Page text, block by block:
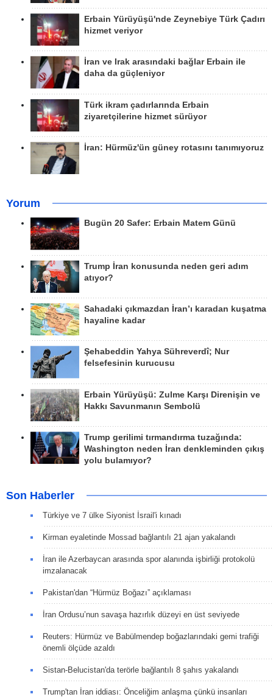
Erbain Yürüyüşü'nde Zeynebiye Türk Çadırı
hizmet veriyor
İran ve Irak arasındaki bağlar Erbain ile
daha da güçleniyor
Türk ikram çadırlarında Erbain
ziyaretçilerine hizmet sürüyor
İran: Hürmüz'ün güney rotasını tanımıyoruz
Yorum
Bugün 20 Safer: Erbain Matem Günü
Trump İran konusunda neden geri adım
atıyor?
Sahadaki çıkmazdan İran’ı karadan kuşatma
hayaline kadar
Şehabeddin Yahya Sühreverdî; Nur
felsefesinin kurucusu
Erbain Yürüyüşü: Zulme Karşı Direnişin ve
Hakkı Savunmanın Sembolü
Trump gerilimi tırmandırma tuzağında:
Washington neden İran denkleminden çıkış
yolu bulamıyor?
Son Haberler
Türkiye ve 7 ülke Siyonist İsrail'i kınadı
Kirman eyaletinde Mossad bağlantılı 21 ajan yakalandı
İran ile Azerbaycan arasında spor alanında işbirliği protokolü
imzalanacak
Pakistan'dan “Hürmüz Boğazı” açıklaması
İran Ordusu’nun savaşa hazırlık düzeyi en üst seviyede
Reuters: Hürmüz ve Babülmendep boğazlarındaki gemi trafiği
önemli ölçüde azaldı
Sistan-Belucistan'da terörle bağlantılı 8 şahıs yakalandı
Trump'tan İran iddiası: Önceliğim anlaşma çünkü insanları